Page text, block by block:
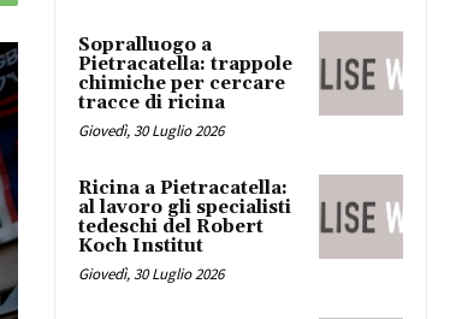
Sopralluogo a
Pietracatella: trappole
chimiche per cercare
tracce di ricina
Giovedì, 30 Luglio 2026
Ricina a Pietracatella:
al lavoro gli specialisti
tedeschi del Robert
Koch Institut
Giovedì, 30 Luglio 2026